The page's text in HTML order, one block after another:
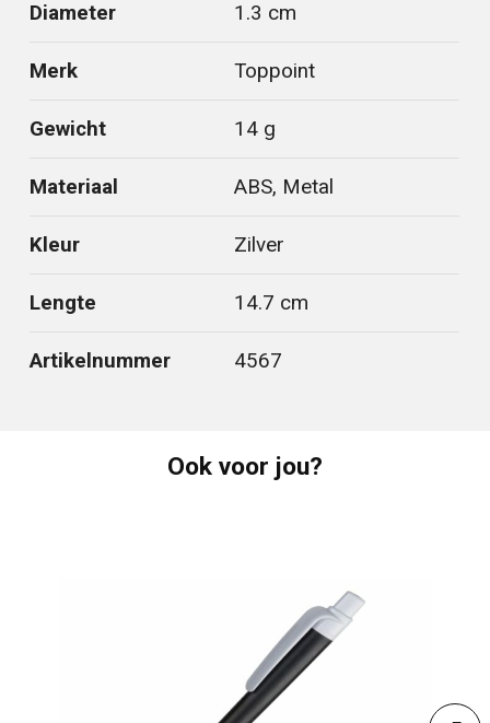
Diameter 1.3 cm
Merk Toppoint
Gewicht 14 g
Materiaal ABS, Metal
Kleur Zilver
Lengte 14.7 cm
Artikelnummer 4567
Ook voor jou?